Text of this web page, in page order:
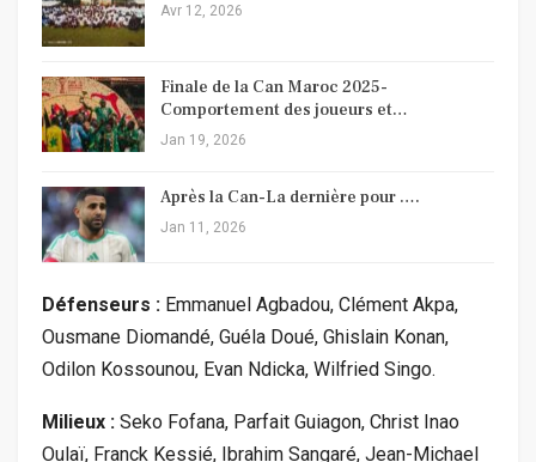
Avr 12, 2026
Finale de la Can Maroc 2025-
Comportement des joueurs et…
Jan 19, 2026
Après la Can-La dernière pour ….
Jan 11, 2026
Défenseurs : Emmanuel Agbadou, Clément Akpa,
Ousmane Diomandé, Guéla Doué, Ghislain Konan,
Odilon Kossounou, Evan Ndicka, Wilfried Singo.
Milieux : Seko Fofana, Parfait Guiagon, Christ Inao
Oulaï, Franck Kessié, Ibrahim Sangaré, Jean-Michael